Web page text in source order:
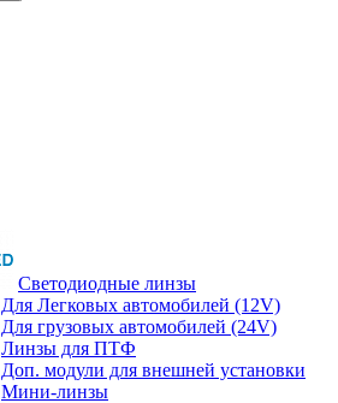
Светодиодные линзы
Для Легковых автомобилей (12V)
Для грузовых автомобилей (24V)
Линзы для ПТФ
Доп. модули для внешней установки
Мини-линзы